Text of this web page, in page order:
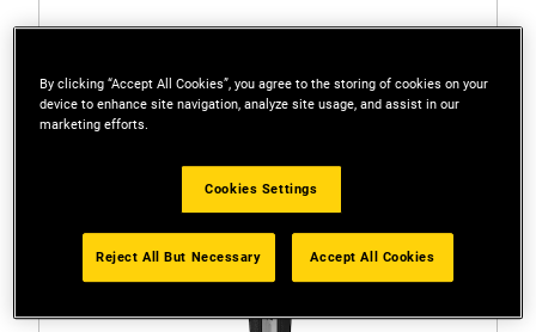
By clicking “Accept All Cookies”, you agree to the storing of cookies on your
device to enhance site navigation, analyze site usage, and assist in our
marketing efforts.
Cookies Settings
Reject All But Necessary Accept All Cookies